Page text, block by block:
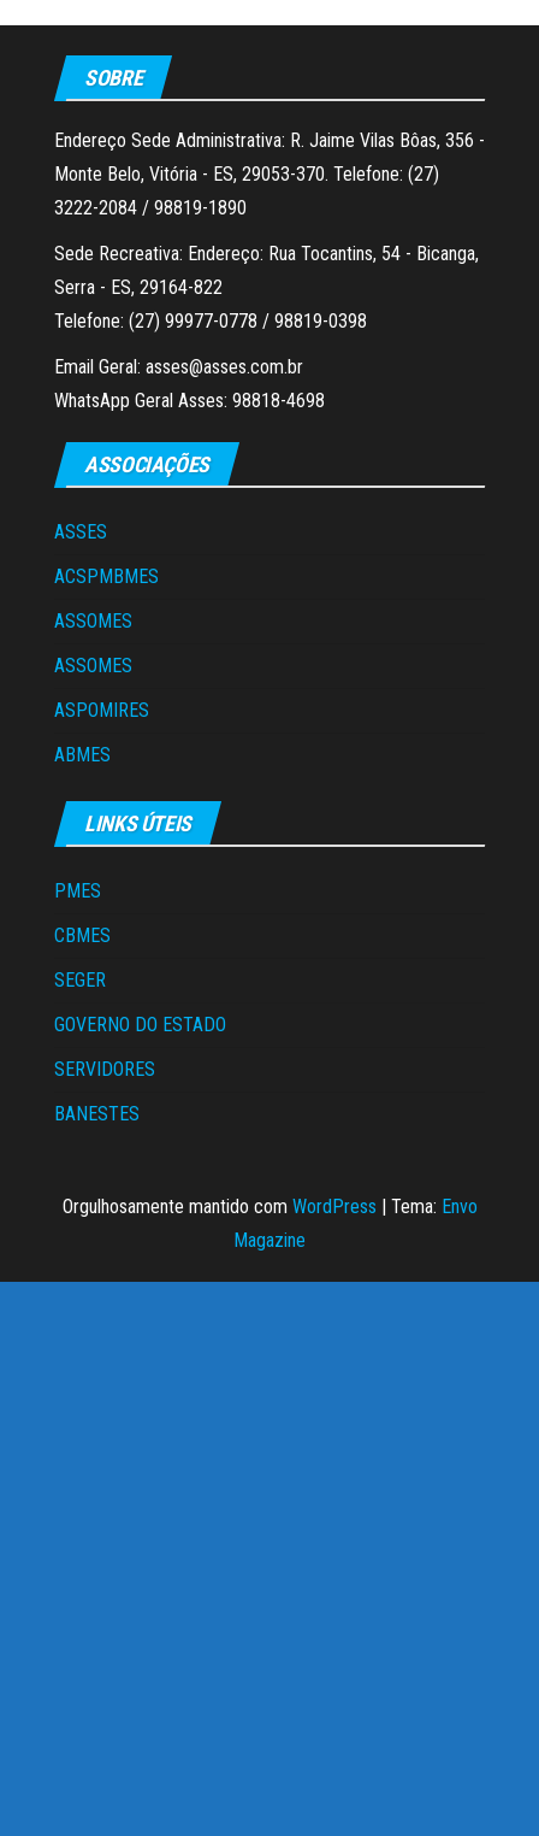
SOBRE
Endereço Sede Administrativa: R. Jaime Vilas Bôas, 356 -
Monte Belo, Vitória - ES, 29053-370. Telefone: (27)
3222-2084 / 98819-1890
Sede Recreativa: Endereço: Rua Tocantins, 54 - Bicanga,
Serra - ES, 29164-822
Telefone: (27) 99977-0778 / 98819-0398
Email Geral: asses@asses.com.br
WhatsApp Geral Asses: 98818-4698
ASSOCIAÇÕES
ASSES
ACSPMBMES
ASSOMES
ASSOMES
ASPOMIRES
ABMES
LINKS ÚTEIS
PMES
CBMES
SEGER
GOVERNO DO ESTADO
SERVIDORES
BANESTES
Orgulhosamente mantido com WordPress | Tema: Envo
Magazine